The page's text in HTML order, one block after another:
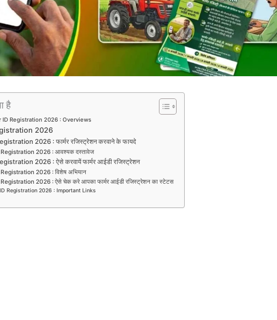
है
ID Registration 2026 : Overviews
2026
2026 : फार्मर रजिस्ट्रेशन करवाने के फायदे
2026 : आवश्यक दस्तावेज
2026 : ऐसे करवायें फार्मर आईडी रजिस्ट्रेशन
2026 : विशेष अभियान
2026 : ऐसे चेक करे आपका फार्मर आईडी रजिस्ट्रेशन का स्टेटस
Registration 2026 : Important Links